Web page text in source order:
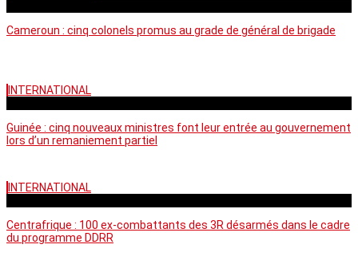
Cameroun : cinq colonels promus au grade de général de brigade
INTERNATIONAL
Guinée : cinq nouveaux ministres font leur entrée au gouvernement
lors d’un remaniement partiel
INTERNATIONAL
Centrafrique : 100 ex-combattants des 3R désarmés dans le cadre
du programme DDRR